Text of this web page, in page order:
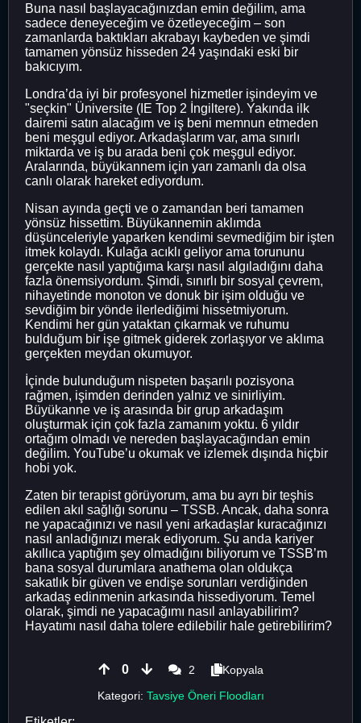
Buna nasıl başlayacağınızdan emin değilim, ama
sadece deneyeceğim ve özetleyeceğim – son
zamanlarda baktıkları akrabayı kaybeden ve şimdi
tamamen yönsüz hisseden 24 yaşındaki eski bir
bakıcıyım.
Londra’da iyi bir profesyonel hizmetler işindeyim ve
"seçkin" Üniversite (IE Top 2 İngiltere). Yakında ilk
dairemi satın alacağım ve iş beni memnun etmeden
beni meşgul ediyor. Arkadaşlarım var, ama sınırlı
miktarda ve iş bu arada beni çok meşgul ediyor.
Aralarında, büyükannem için yarı zamanlı da olsa
canlı olarak hareket ediyordum.
Nisan ayında geçti ve o zamandan beri tamamen
yönsüz hissettim. Büyükannemin aklımda
düşünceleriyle yaparken kendimi sevmediğim bir işten
itmek kolaydı. Kulağa acıklı geliyor ama torununu
gerçekte nasıl yaptığıma karşı nasıl algıladığını daha
fazla önemsiyordum. Şimdi, sınırlı bir sosyal çevrem,
nihayetinde monoton ve donuk bir işim olduğu ve
sevdiğim bir yönde ilerlediğimi hissetmiyorum.
Kendimi her gün yataktan çıkarmak ve ruhumu
bulduğum bir işe gitmek giderek zorlaşıyor ve aklıma
gerçekten meydan okumuyor.
İçinde bulunduğum nispeten başarılı pozisyona
rağmen, işimden derinden yalnız ve sinirliyim.
Büyükanne ve iş arasında bir grup arkadaşım
oluşturmak için çok fazla zamanım yoktu. 6 yıldır
ortağım olmadı ve nereden başlayacağından emin
değilim. YouTube’u okumak ve izlemek dışında hiçbir
hobi yok.
Zaten bir terapist görüyorum, ama bu ayrı bir teşhis
edilen akıl sağlığı sorunu – TSSB. Ancak, daha sonra
ne yapacağınızı ve nasıl yeni arkadaşlar kuracağınızı
nasıl anladığınızı merak ediyorum. Şu anda kariyer
akıllıca yaptığım şey olmadığını biliyorum ve TSSB’m
bana sosyal durumlara anathema olan oldukça
sakatlık bir güven ve endişe sorunları verdiğinden
arkadaş edinmenin arkasında hissediyorum. Temel
olarak, şimdi ne yapacağımı nasıl anlayabilirim?
Hayatımı nasıl daha tolere edilebilir hale getirebilirim?
0 2
Kopyala
Kategori: Tavsiye Öneri Floodları